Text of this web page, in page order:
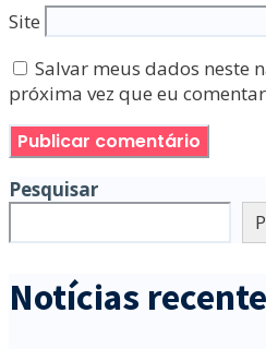
Site
Salvar meus dados neste
próxima vez que eu
Pesquisar
Notícias